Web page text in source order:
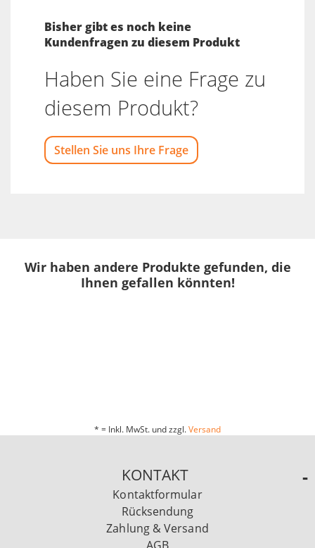
Bisher gibt es noch keine
Kundenfragen zu diesem Produkt
Haben Sie eine Frage zu
diesem Produkt?
Stellen Sie uns Ihre Frage
Wir haben andere Produkte gefunden, die
Ihnen gefallen könnten!
* = Inkl. MwSt. und zzgl.Versand
KONTAKT
Kontaktformular
Rücksendung
Zahlung & Versand